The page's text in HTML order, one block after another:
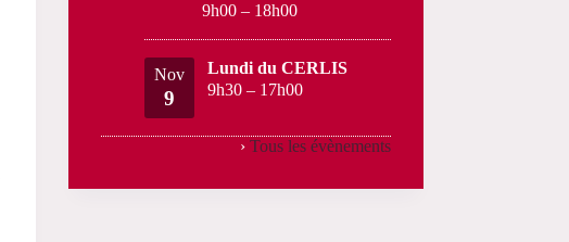
9h00 – 18h00
Nov
9
Lundi du CERLIS
9h30 – 17h00
› Tous les évènements